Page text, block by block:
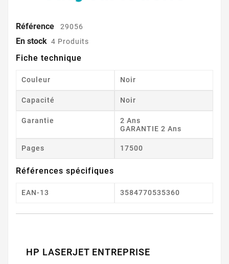
Référence 29056
En stock 4 Produits
Fiche technique
Couleur Noir
Capacité Noir
Garantie
2 Ans
GARANTIE 2 Ans
Pages 17500
Références spécifiques
EAN-13 3584770535360
HP LASERJET ENTREPRISE